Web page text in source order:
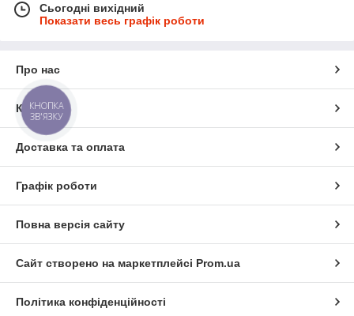
Сьогодні вихідний
Показати весь графік роботи
Про нас
Контакти
Доставка та оплата
Графік роботи
Повна версія сайту
Сайт створено на маркетплейсі Prom.ua
Політика конфіденційності
КНОПКА
ЗВ'ЯЗКУ